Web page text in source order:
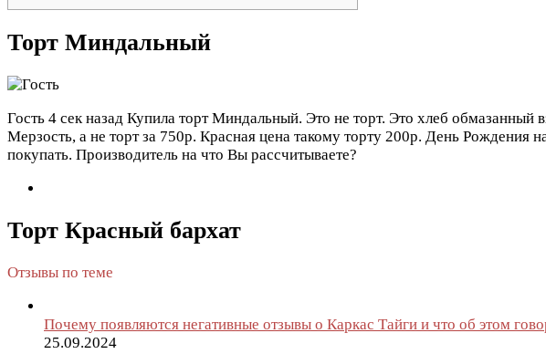
Торт Миндальный
Гость 4 сек назад Купила торт Миндальный. Это не торт. Это хлеб обмазанный
Мерзость, а не торт за 750р. Красная цена такому торту 200р. День
покупать. Производитель на что Вы рассчитываете?
Торт Красный бархат
Отзывы по теме
Почему появляются негативные отзывы о Каркас Тайги и что об этом
25.09.2024